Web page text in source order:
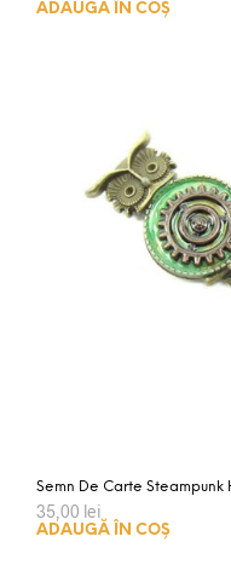
ADAUGĂ ÎN COȘ
Semn De Carte
35,00 lei
ADAUGĂ ÎN COȘ